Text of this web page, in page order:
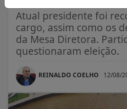
Atual presidente foi
cargo, assim como os
da Mesa Diretora.
questionaram eleição.
REINALDO COELHO 12/08/